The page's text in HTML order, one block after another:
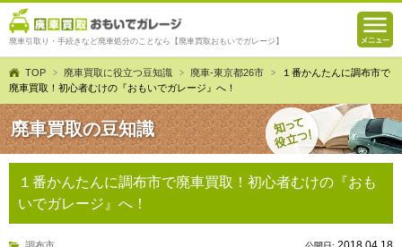
廃車引取り・手続きなど廃車処分のことなら【廃車買取おもいでガレージ】
TOP 廃車買取に役立つ豆知識 廃車-東京都26市
１番かんたんに調布市で
廃車買取！初心者むけの『おもいでガレージ』へ！
廃車買取の豆知識
１番かんたんに調布市で廃車買取！初心者むけの『おも
いでガレージ』へ！